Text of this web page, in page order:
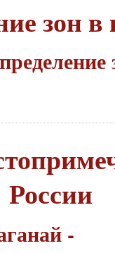
зон в
России
-